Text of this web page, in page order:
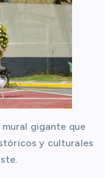
gigante que
y culturales